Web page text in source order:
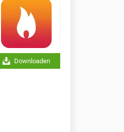
Downloaden